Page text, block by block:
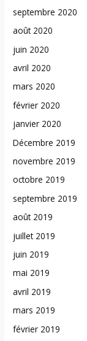
septembre 2020
août 2020
juin 2020
avril 2020
mars 2020
février 2020
janvier 2020
Décembre 2019
novembre 2019
octobre 2019
septembre 2019
août 2019
juillet 2019
juin 2019
mai 2019
avril 2019
mars 2019
février 2019